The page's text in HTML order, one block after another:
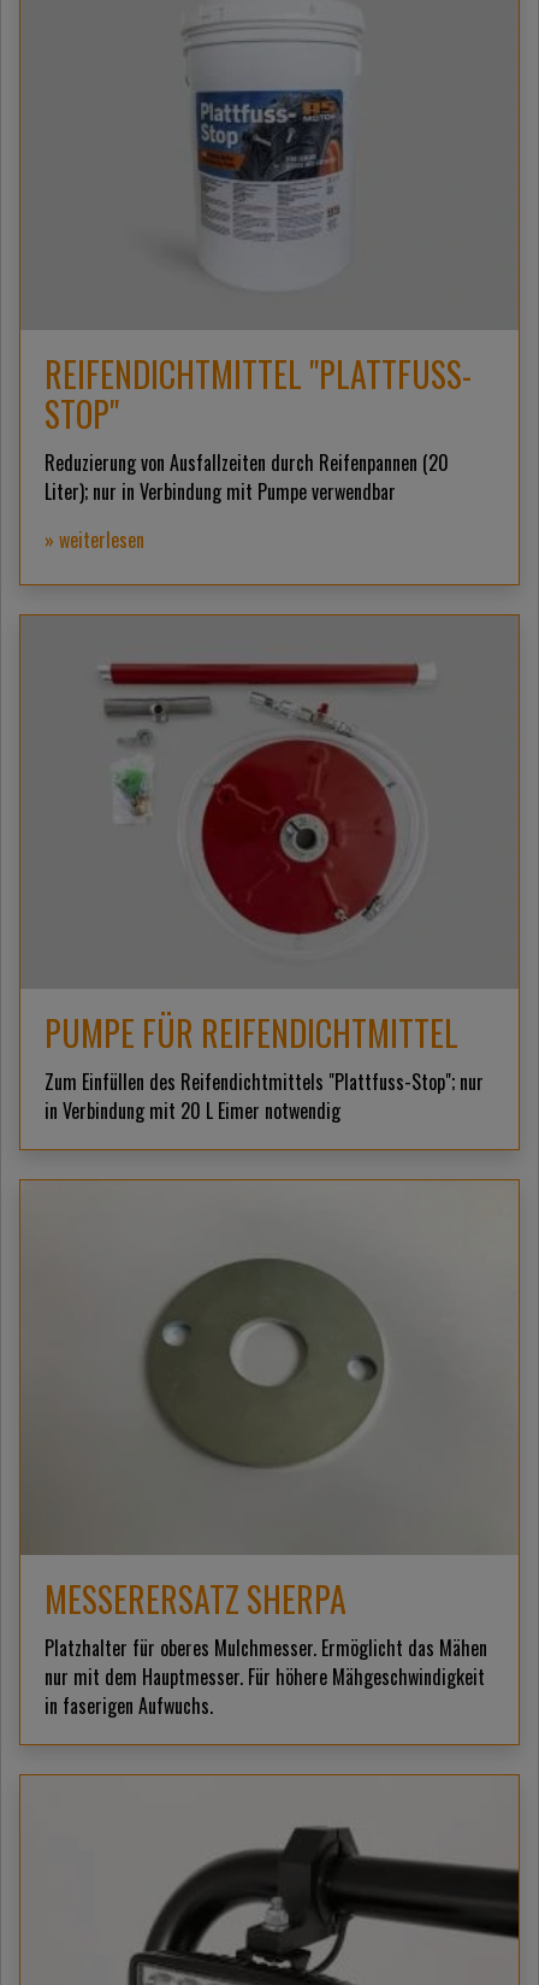
REIFENDICHTMITTEL "PLATTFUSS-
STOP"
Reduzierung von Ausfallzeiten durch Reifenpannen (20
Liter); nur in Verbindung mit Pumpe verwendbar
» weiterlesen
PUMPE FÜR REIFENDICHTMITTEL
Zum Einfüllen des Reifendichtmittels "Plattfuss-Stop"; nur
in Verbindung mit 20 L Eimer notwendig
MESSERERSATZ SHERPA
Platzhalter für oberes Mulchmesser. Ermöglicht das Mähen
nur mit dem Hauptmesser. Für höhere Mähgeschwindigkeit
in faserigen Aufwuchs.